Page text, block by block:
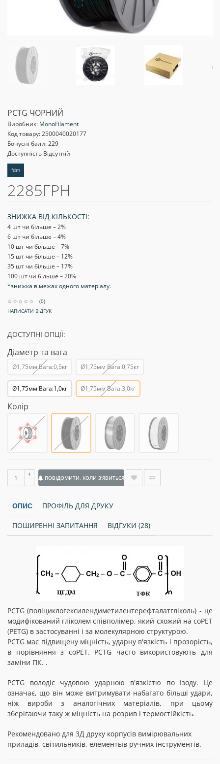
PCTG ЧОРНИЙ
Виробник: MonoFilament
Код товару:2500040020177
Бонусні бали: 229
Доступність Відсутній
fdm
2285ГРН
ЗНИЖКА ВІД КІЛЬКОСТІ:
4 шт чи більше – 2%
6 шт чи більше – 4%
10 шт чи більше – 7%
15 шт чи більше – 12%
35 шт чи більше – 17%
100 шт чи більше – 20%
*знижка в межах одного матеріалу.
(0)
НАПИСАТИ ВІДГУК
ДОСТУПНІ ОПЦІЇ:
Діаметр та вага
Ø1,75мм Вага:0,5кг Ø1,75мм Вага:0,75кг
Ø1,75мм Вага:1,0кг Ø1,75мм Вага:3,0кг
Колір
+
-
ПОВІДОМИТИ, КОЛИ З'ЯВИТЬСЯ
ОПИС ПРОФІЛЬ ДЛЯ ДРУКУ
ПОШИРЕННІ ЗАПИТАННЯ ВІДГУКИ (28)
PCTG (поліциклогексилендиметилентерефталатгліколь) - це
модифікований гліколем співполімер, який схожий на coPET
(PETG) в застосуванні і за молекулярною структурою.
PCTG має підвищену міцність, ударну в'язкість і прозорість,
в порівняння з coPET. PCTG часто використовують для
заміни ПК. .
PCTG володіє чудовою ударною в'язкістю по Ізоду. Це
означає, що він може витримувати набагато більші удари,
ніж вироби з аналогічних матеріалів, при цьому
зберігаючи таку ж міцність на розрив і термостійкість.
Рекомендовано для 3Д друку корпусів вимірювальних
приладів, світильників, елементыв ручних інструментів.